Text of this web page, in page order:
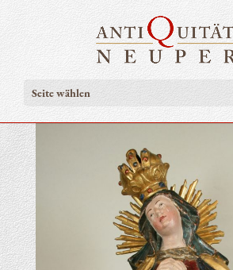
Seite wählen